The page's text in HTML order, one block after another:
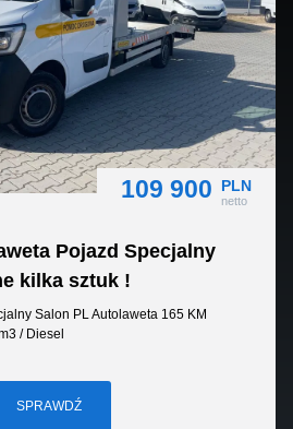
nie płaci 2% PCC
samochody w sprzedaży!
- bezpłatna wycena!
informacji i oferty,
109 900 PLN
netto
Pojazd Specjalny
kilka sztuk !
Salon PL Autolaweta 165 KM
/ Diesel
SPRAWDŹ